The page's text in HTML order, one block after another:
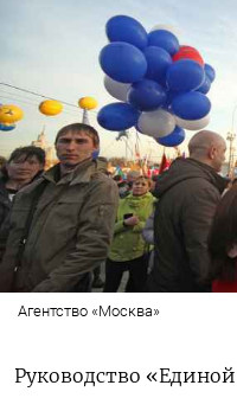
Агентство «Москва»
Руководство